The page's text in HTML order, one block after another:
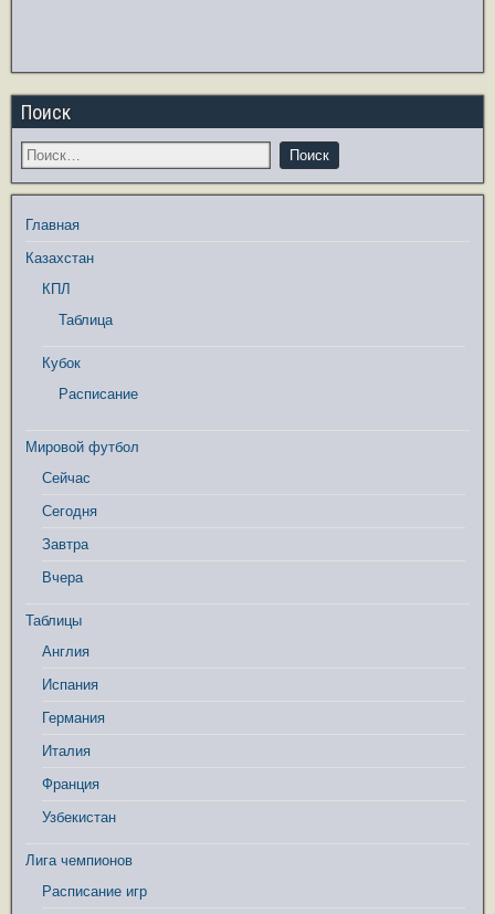
Поиск
Главная
Казахстан
КПЛ
Таблица
Кубок
Расписание
Мировой футбол
Сейчас
Сегодня
Завтра
Вчера
Таблицы
Англия
Испания
Германия
Италия
Франция
Узбекистан
Лига чемпионов
Расписание игр